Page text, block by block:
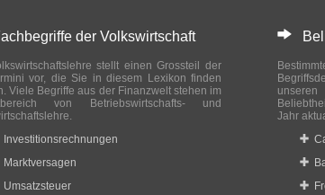
der Volkswirtschaft
stellt einen Grossteil der
vor, die Sie in diesem Lexikon finden
Viele Begriffe aus der Finanzwelt stehen im
von Betriebswirtschafts- und
Investitionsrechnungen
Marktversagen
Umsatzsteuer
Jahr